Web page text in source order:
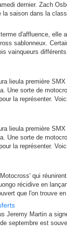
dernier. Zach
la saison dans la
d'affluence, elle
sablonneux.
vainqueurs
lieula première
Une sorte de
la représenter.
lieula première
Une sorte de
la représenter.
qui
récidive en
que l'on trouve
Jeremy Martin a
septembre est